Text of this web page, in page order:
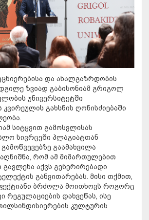
და ახალგაზრდობის
ზვიად გაბისონიამ გრიგოლ
უნივერსიტეტში
კვირეულის გახსნის ღონისძიებაში
სიტყვით გამოსვლისას
სივრცეში პლაგიატთან
გაამახვილა
რომ ამ მიმართულებით
გავლენა აქვს გენერირებადი
განვითარებას. მისი თქმით,
ბრძოლა მოითხოვს როგორც
რეგულაციების დახვეწას, ისე
კულტურის